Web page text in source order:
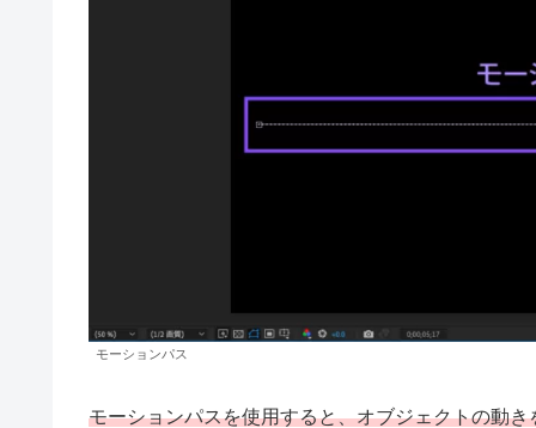
モーションパス
モーションパスを使用すると、オブジェクトの動